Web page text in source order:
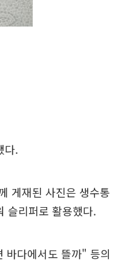
다.
게재된 사진은 생수통
슬리퍼로 활용했다.
바다에서도 뜰까" 등의